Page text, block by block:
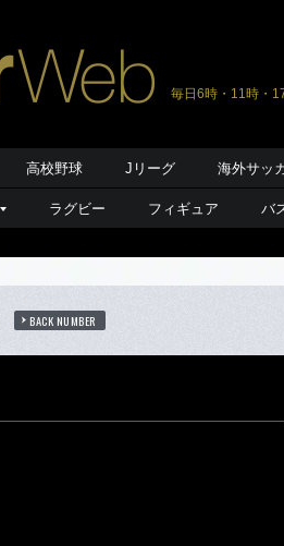
毎日6時・11時・
高校野球 Jリーグ 海外サッ
ラグビー フィギュア バ
BACK NUMBER